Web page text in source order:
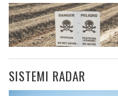
SISTEMI RADAR